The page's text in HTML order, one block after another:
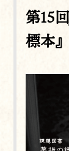
第15
標本